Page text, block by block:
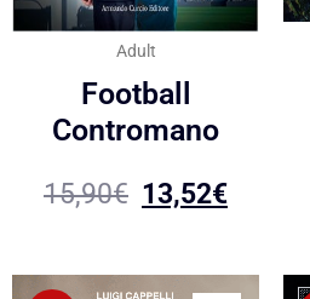
Adult
Football
Contromano
15,90€ 13,52€